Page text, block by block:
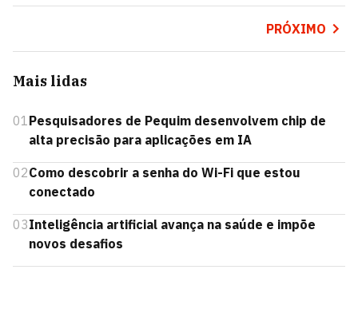
PRÓXIMO
Mais lidas
01Pesquisadores de Pequim desenvolvem chip de
alta precisão para aplicações em IA
02Como descobrir a senha do Wi-Fi que estou
conectado
03Inteligência artificial avança na saúde e impõe
novos desafios